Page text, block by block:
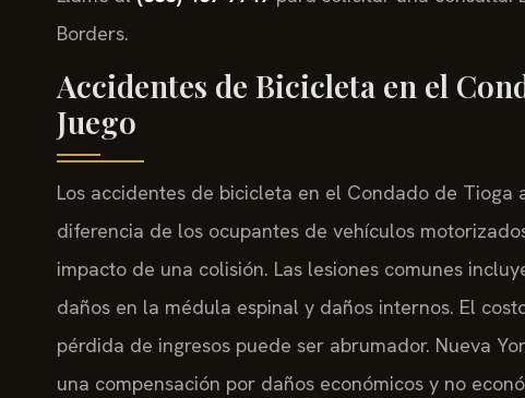
Borders.
Accidentes de Bicicleta en el
Juego
Los accidentes de bicicleta en el Condado de Tioga
diferencia de los ocupantes de vehículos
impacto de una colisión. Las lesiones comunes
daños en la médula espinal y daños internos. El
pérdida de ingresos puede ser abrumador. Nueva
una compensación por daños económicos y no